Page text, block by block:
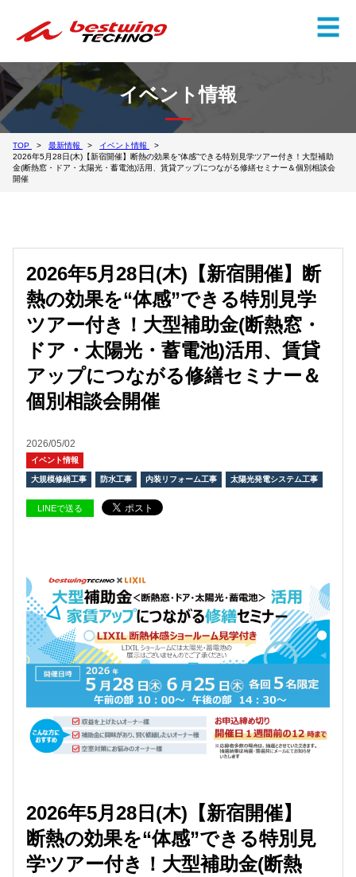
☰
✕
イベント情報
TOP 最新情報
イベント情報
2026年5月28日(木)【新宿開催】断熱の効果を“体感”できる特別見学ツアー付き！大型補助
金(断熱窓・ドア・太陽光・蓄電池)活用、賃貸アップにつながる修繕セミナー＆個別相談会
開催
2026年5月28日(木)【新宿開催】断
熱の効果を“体感”できる特別見学
ツアー付き！大型補助金(断熱窓・
ドア・太陽光・蓄電池)活用、賃貸
アップにつながる修繕セミナー＆
個別相談会開催
2026/05/02
イベント情報
大規模修繕工事 防水工事 内装リフォーム工事 太陽光発電システム工事
LINEで送る
2026年5月28日(木)【新宿開催】
断熱の効果を“体感”できる特別見
学ツアー付き！ 大型補助金(断熱